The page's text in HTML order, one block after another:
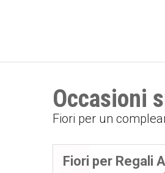
Occasioni
Fiori per un
Fiori per Regali